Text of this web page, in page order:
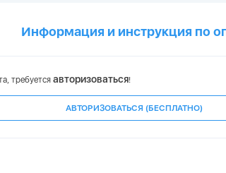
Информация и инструкция по
требуется авторизоваться!
АВТОРИЗОВАТЬСЯ (БЕСПЛАТНО)